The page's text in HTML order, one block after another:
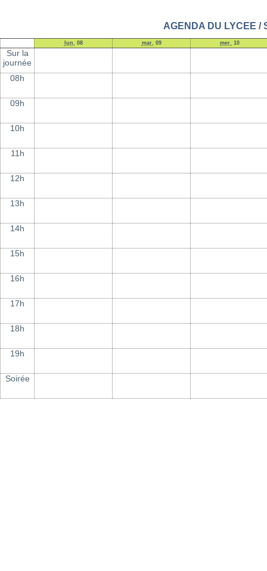
AGENDA DU LYCEE /
lun. 08 mar. 09 mer. 10
Sur la
journée
08h
09h
10h
11h
12h
13h
14h
15h
16h
17h
18h
19h
Soirée